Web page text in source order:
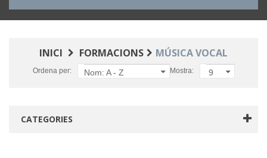
INICI FORMACIONS MÚSICA VOCAL
Ordena per: Nom: A - Z Mostra: 9
CATEGORIES